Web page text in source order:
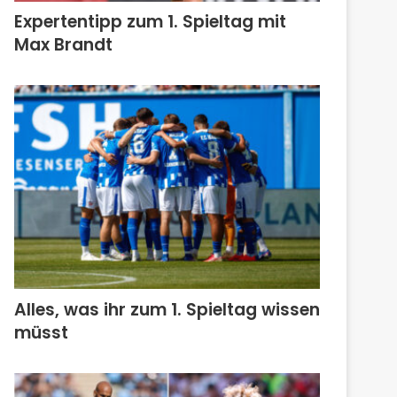
Expertentipp zum 1. Spieltag mit
Max Brandt
Alles, was ihr zum 1. Spieltag wissen
müsst